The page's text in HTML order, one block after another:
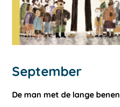
September
De man met de lange benen